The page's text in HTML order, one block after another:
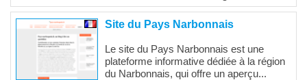
Site du Pays Narbonnais
Le site du Pays Narbonnais est une
plateforme informative dédiée à la région
du Narbonnais, qui offre un aperçu...